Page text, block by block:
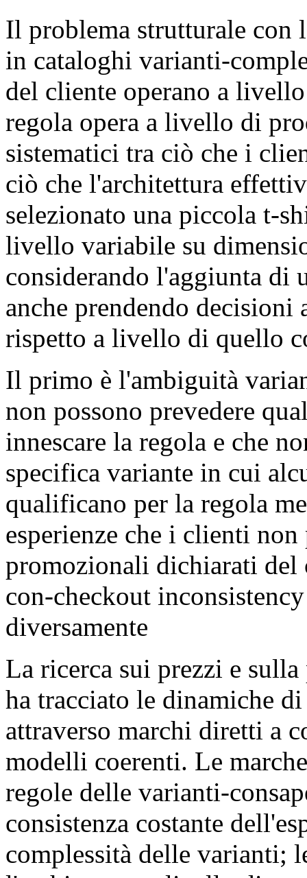
Il problema strutturale
in cataloghi varianti-
del cliente operano a
regola opera a livello di
sistematici tra ciò che i
ciò che l'architettura
selezionato una piccola t-
livello variabile su
considerando l'aggiunta di
anche prendendo
rispetto a livello di quello
Il primo è l'ambiguità
non possono prevedere
innescare la regola e che
specifica variante in cui
qualificano per la regola
esperienze che i clienti
promozionali dichiarati del
con-checkout
diversamente
La ricerca sui prezzi e
ha tracciato le dinamiche
attraverso marchi diretti a
modelli coerenti. Le
regole delle varianti-
consistenza costante
complessità delle varianti;